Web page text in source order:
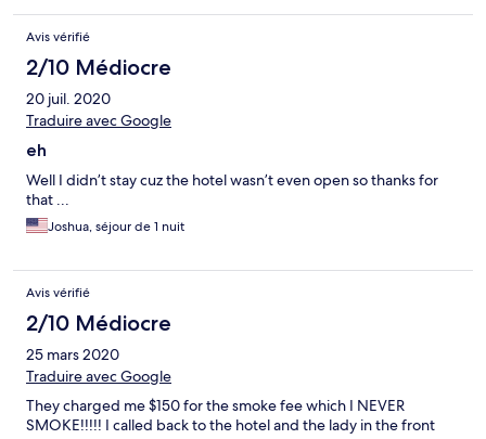
Avis vérifié
2/10 Médiocre
20 juil. 2020
Traduire avec Google
eh
Well I didn’t stay cuz the hotel wasn’t even open so thanks for
that ...
Joshua, séjour de 1 nuit
Avis vérifié
2/10 Médiocre
25 mars 2020
Traduire avec Google
They charged me $150 for the smoke fee which I NEVER
SMOKE!!!!! I called back to the hotel and the lady in the front